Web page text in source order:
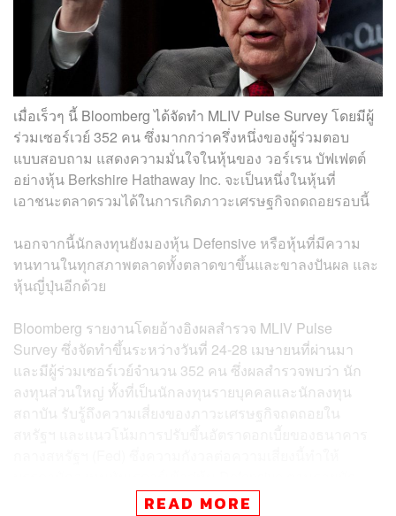
เมื่อเร็วๆ นี้ Bloomberg ได้จัดทำ MLIV Pulse Survey โดยมีผู้
ร่วมเซอร์เวย์ 352 คน ซึ่งมากกว่าครึ่งหนึ่งของผู้ร่วมตอบ
แบบสอบถาม แสดงความมั่นใจในหุ้นของ วอร์เรน บัฟเฟตต์
อย่างหุ้น Berkshire Hathaway Inc. จะเป็นหนึ่งในหุ้นที่
เอาชนะตลาดรวมได้ในการเกิดภาวะเศรษฐกิจถดถอยรอบนี้
นอกจากนี้นักลงทุนยังมองหุ้น Defensive หรือหุ้นที่มีความ
ทนทานในทุกสภาพตลาดทั้งตลาดขาขึ้นและขาลงปันผล และ
หุ้นญี่ปุ่นอีกด้วย
Bloomberg รายงานโดยอ้างอิงผลสำรวจ MLIV Pulse
Survey ซึ่งจัดทำขึ้นระหว่างวันที่ 24-28 เมษายนที่ผ่านมา
และมีผู้ร่วมเซอร์เวย์จำนวน 352 คน ซึ่งผลสำรวจพบว่า นัก
ลงทุนส่วนใหญ่ ทั้งที่เป็นนักลงทุนรายบุคคลและนักลงทุน
สถาบัน รับรู้ถึงความเสี่ยงของภาวะเศรษฐกิจถดถอยใน
ลงทุนผู้เป็นตำนานที่ยังมีชีวิตอย่าง วอร์เรน บัฟเฟตต์
READ MORE